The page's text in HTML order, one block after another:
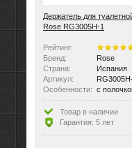
Держатель для
Rose RG3005H-1
Рейтинг:
Бренд:
Rose
Страна:
Испания
Артикул:
Особенности: с
Товар в наличии
Гарантия: 5 лет